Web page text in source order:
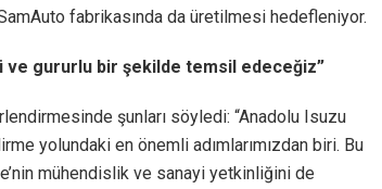
fabrikasında da üretilmesi hedefleniyor.
ve gururlu bir şekilde temsil edeceğiz”
şunları söyledi: “Anadolu Isuzu
yolundaki en önemli adımlarımızdan biri. Bu
mühendislik ve sanayi yetkinliğini de